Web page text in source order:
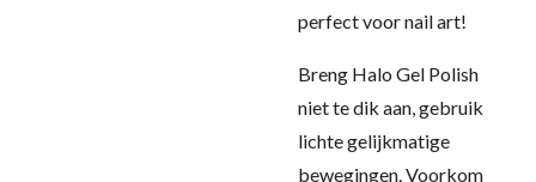
perfect voor nail art!
Breng Halo Gel Polish
niet te dik aan, gebruik
lichte gelijkmatige
bewegingen. Voorkom